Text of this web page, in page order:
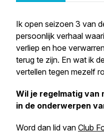
Ik open seizoen 3 van
persoonlijk verhaal
verliep en hoe
terug te zijn. En wat ik
vertellen tegen mezelf
Wil je regelmatig van
in de onderwerpen
Word dan lid van Club